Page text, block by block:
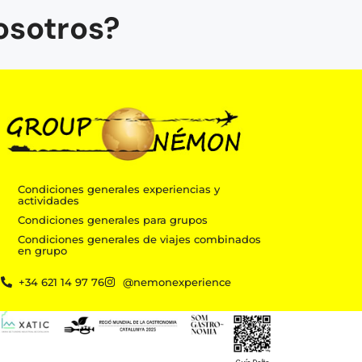
Condiciones generales experiencias y
actividades
Condiciones generales para grupos
Condiciones generales de viajes combinados
en grupo
+34 621 14 97 76 @nemonexperience